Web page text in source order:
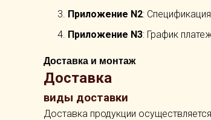
Приложение N2:
Приложение N3: График
Доставка и монтаж
Доставка
виды доставки
Доставка продукции